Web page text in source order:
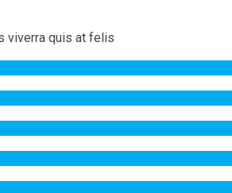
viverra quis at felis